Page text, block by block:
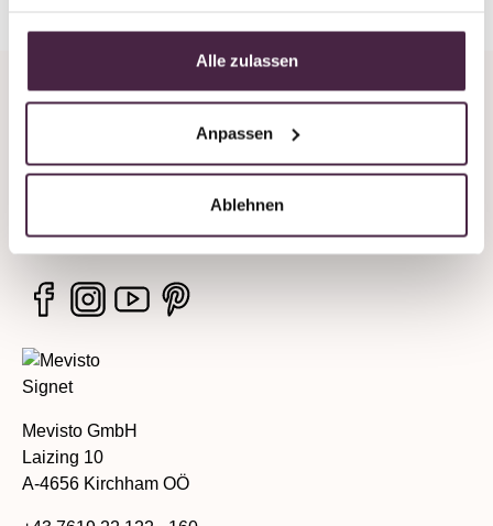
Alle zulassen
Anpassen
Ablehnen
Legal information
Mevisto GmbH
Laizing 10
A-4656 Kirchham OÖ